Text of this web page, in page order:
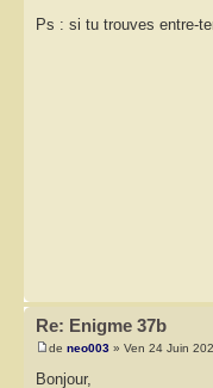
Ps : si tu trouves entre-
Re: Enigme 37b
de neo003 » Ven 24 Juin
Bonjour,